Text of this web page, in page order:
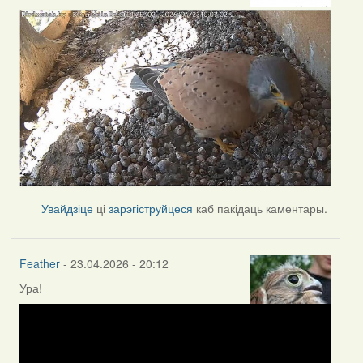
Увайдзіце цізарэгіструйцеся каб пакідаць каментары.
Feather- 23.04.2026 - 20:12
Ура!